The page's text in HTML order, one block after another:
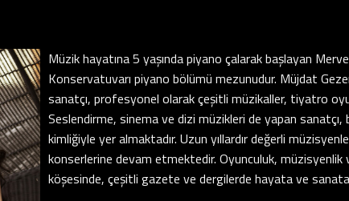
Müzik hayatına 5 yaşında piyano çalarak başlayan
Konservatuvarı piyano bölümü mezunudur. Müjdat
sanatçı, profesyonel olarak çeşitli müzikaller, tiyatro
Seslendirme, sinema ve dizi müzikleri de yapan sanatçı,
kimliğiyle yer almaktadır. Uzun yıllardır değerli
konserlerine devam etmektedir. Oyunculuk, müzisyenlik
köşesinde, çeşitli gazete ve dergilerde hayata ve sanata